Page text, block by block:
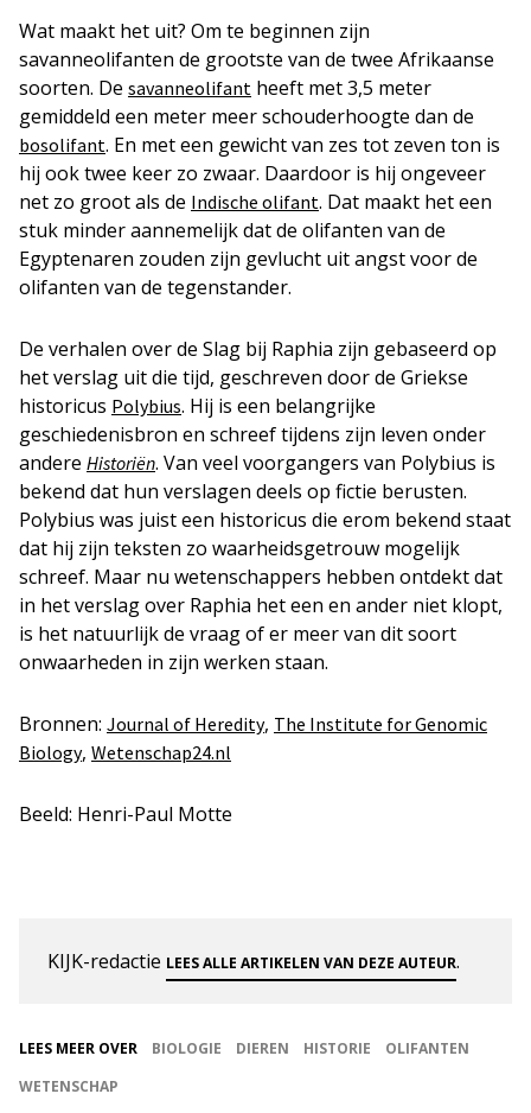
Wat maakt het uit? Om te beginnen zijn
savanneolifanten de grootste van de twee Afrikaanse
soorten. De savanneolifant heeft met 3,5 meter
gemiddeld een meter meer schouderhoogte dan de
bosolifant. En met een gewicht van zes tot zeven ton is
hij ook twee keer zo zwaar. Daardoor is hij ongeveer
net zo groot als de Indische olifant. Dat maakt het een
stuk minder aannemelijk dat de olifanten van de
Egyptenaren zouden zijn gevlucht uit angst voor de
olifanten van de tegenstander.
De verhalen over de Slag bij Raphia zijn gebaseerd op
het verslag uit die tijd, geschreven door de Griekse
historicus Polybius. Hij is een belangrijke
geschiedenisbron en schreef tijdens zijn leven onder
andere Historiën. Van veel voorgangers van Polybius is
bekend dat hun verslagen deels op fictie berusten.
Polybius was juist een historicus die erom bekend staat
dat hij zijn teksten zo waarheidsgetrouw mogelijk
schreef. Maar nu wetenschappers hebben ontdekt dat
in het verslag over Raphia het een en ander niet klopt,
is het natuurlijk de vraag of er meer van dit soort
onwaarheden in zijn werken staan.
Bronnen: Journal of Heredity, The Institute for Genomic
Biology, Wetenschap24.nl
Beeld: Henri-Paul Motte
KIJK-redactie LEES ALLE ARTIKELEN VAN DEZE AUTEUR.
LEES MEER OVER BIOLOGIE DIEREN HISTORIE
OLIFANTEN
WETENSCHAP